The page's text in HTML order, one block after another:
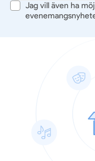
Jag vill även ha